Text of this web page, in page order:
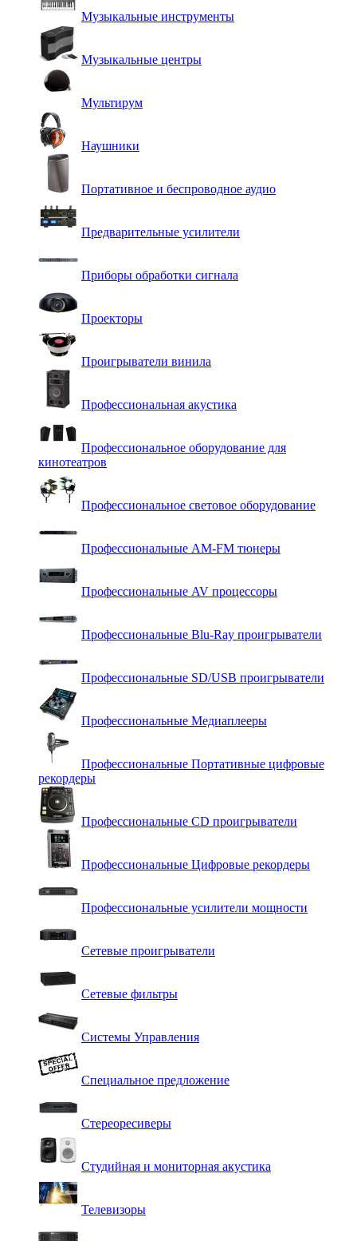
Музыкальные инструменты
Музыкальные центры
Мультирум
Наушники
Портативное и беспроводное аудио
Предварительные усилители
Приборы обработки сигнала
Проекторы
Проигрыватели винила
Профессиональная акустика
Профессиональное оборудование для
кинотеатров
Профессиональное световое оборудование
Профессиональные AM-FM тюнеры
Профессиональные AV процессоры
Профессиональные Blu-Ray проигрыватели
Профессиональные SD/USB проигрыватели
Профессиональные Медиаплееры
Профессиональные Портативные цифровые
рекордеры
Профессиональные СD проигрыватели
Профессиональные Цифровые рекордеры
Профессиональные усилители мощности
Сетевые проигрыватели
Сетевые фильтры
Системы Управления
Специальное предложение
Стереоресиверы
Студийная и мониторная акустика
Телевизоры